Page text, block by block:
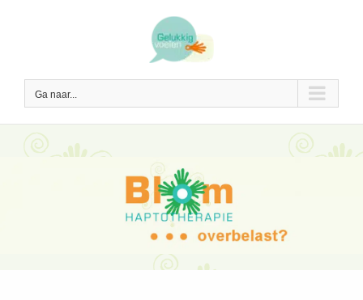
Ga naar...